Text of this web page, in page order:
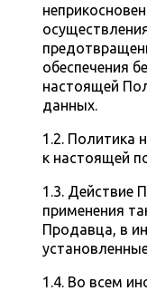
обеспечения
настоящей
данных.
1.2. Политика
к настоящей
1.3. Действие
применения
Продавца, в
1.4. Во всем